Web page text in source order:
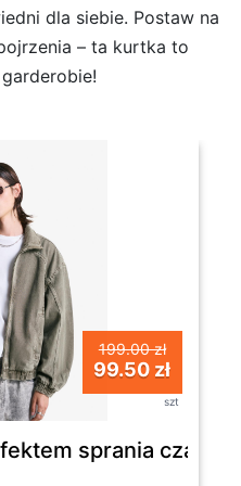
dla siebie. Postaw na
– ta kurtka to
199.00 zł
99.50 zł
szt
sprania czarny